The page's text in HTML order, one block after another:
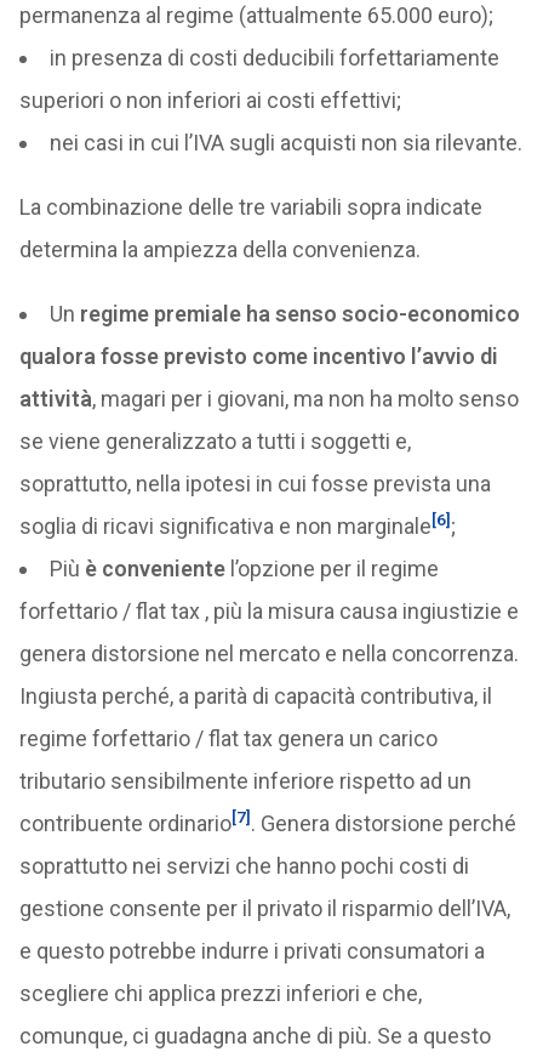
permanenza al regime (attualmente 65.000 euro);
in presenza di costi deducibili forfettariamente
superiori o non inferiori ai costi effettivi;
nei casi in cui l’IVA sugli acquisti non sia rilevante.
La combinazione delle tre variabili sopra indicate
determina la ampiezza della convenienza.
Un regime premiale ha senso socio-economico
qualora fosse previsto come incentivo l’avvio di
attività, magari per i giovani, ma non ha molto senso
se viene generalizzato a tutti i soggetti e,
soprattutto, nella ipotesi in cui fosse prevista una
soglia di ricavi significativa e non marginale[6] ;
Più è convenientel’opzione per il regime
forfettario / flat tax , più la misura causa ingiustizie e
genera distorsione nel mercato e nella concorrenza.
Ingiusta perché, a parità di capacità contributiva, il
regime forfettario / flat tax genera un carico
tributario sensibilmente inferiore rispetto ad un
contribuente ordinario[7] . Genera distorsione perché
soprattutto nei servizi che hanno pochi costi di
gestione consente per il privato il risparmio dell’IVA,
e questo potrebbe indurre i privati consumatori a
scegliere chi applica prezzi inferiori e che,
comunque, ci guadagna anche di più. Se a questo